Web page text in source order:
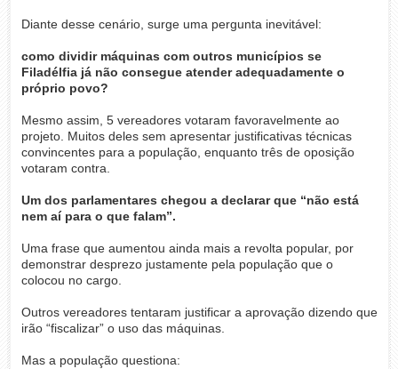
Diante desse cenário, surge uma pergunta inevitável:
como dividir máquinas com outros municípios se
Filadélfia já não consegue atender adequadamente o
próprio povo?
Mesmo assim, 5 vereadores votaram favoravelmente ao
projeto. Muitos deles sem apresentar justificativas técnicas
convincentes para a população, enquanto três de oposição
votaram contra.
Um dos parlamentares chegou a declarar que “não está
nem aí para o que falam”.
Uma frase que aumentou ainda mais a revolta popular, por
demonstrar desprezo justamente pela população que o
colocou no cargo.
Outros vereadores tentaram justificar a aprovação dizendo que
irão “fiscalizar” o uso das máquinas.
Mas a população questiona: